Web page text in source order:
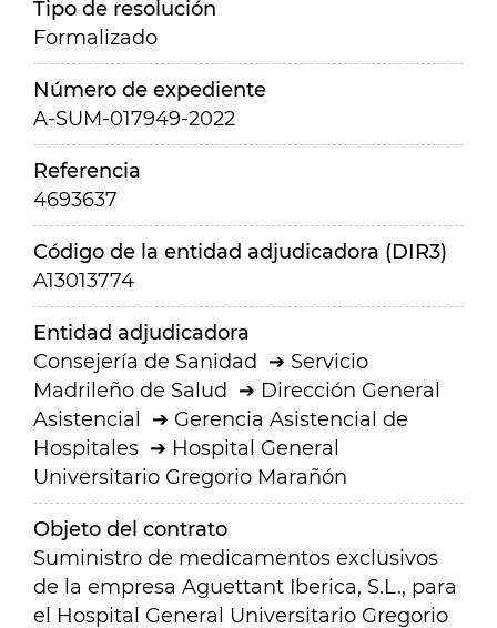
Tipo de resolución
Formalizado
Número de expediente
A-SUM-017949-2022
Referencia
4693637
Código de la entidad adjudicadora (DIR3)
A13013774
Entidad adjudicadora
Consejería de Sanidad
Servicio
Madrileño de Salud
Dirección General
Asistencial
Gerencia Asistencial de
Hospitales
Hospital General
Universitario Gregorio Marañón
Objeto del contrato
Suministro de medicamentos exclusivos
de la empresa Aguettant Iberica, S.L., para
el Hospital General Universitario Gregorio